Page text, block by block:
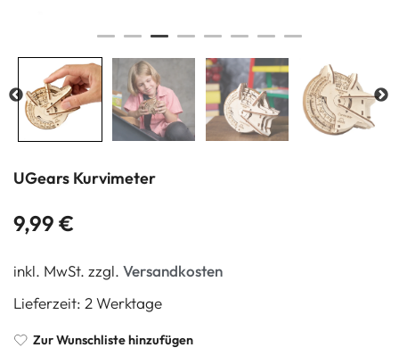
UGears Kurvimeter
9,99 €
inkl. MwSt. zzgl. Versandkosten
Lieferzeit: 2 Werktage
Zur Wunschliste hinzufügen